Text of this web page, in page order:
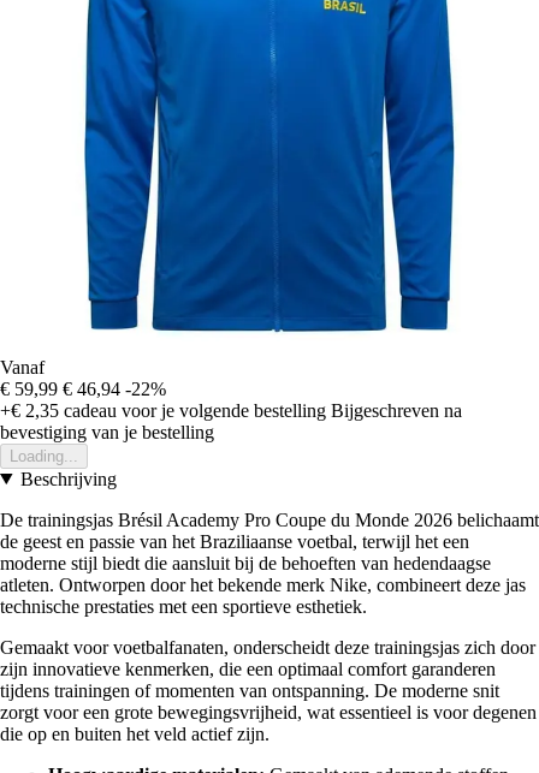
Vanaf
€ 59,99 € 46,94 -22%
+€ 2,35 cadeau voor je volgende bestelling Bijgeschreven na
bevestiging van je bestelling
Loading...
Beschrijving
De trainingsjas Brésil Academy Pro Coupe du Monde 2026 belichaamt
de geest en passie van het Braziliaanse voetbal, terwijl het een
moderne stijl biedt die aansluit bij de behoeften van hedendaagse
atleten. Ontworpen door het bekende merk Nike, combineert deze jas
technische prestaties met een sportieve esthetiek.
Gemaakt voor voetbalfanaten, onderscheidt deze trainingsjas zich door
zijn innovatieve kenmerken, die een optimaal comfort garanderen
tijdens trainingen of momenten van ontspanning. De moderne snit
zorgt voor een grote bewegingsvrijheid, wat essentieel is voor degenen
die op en buiten het veld actief zijn.